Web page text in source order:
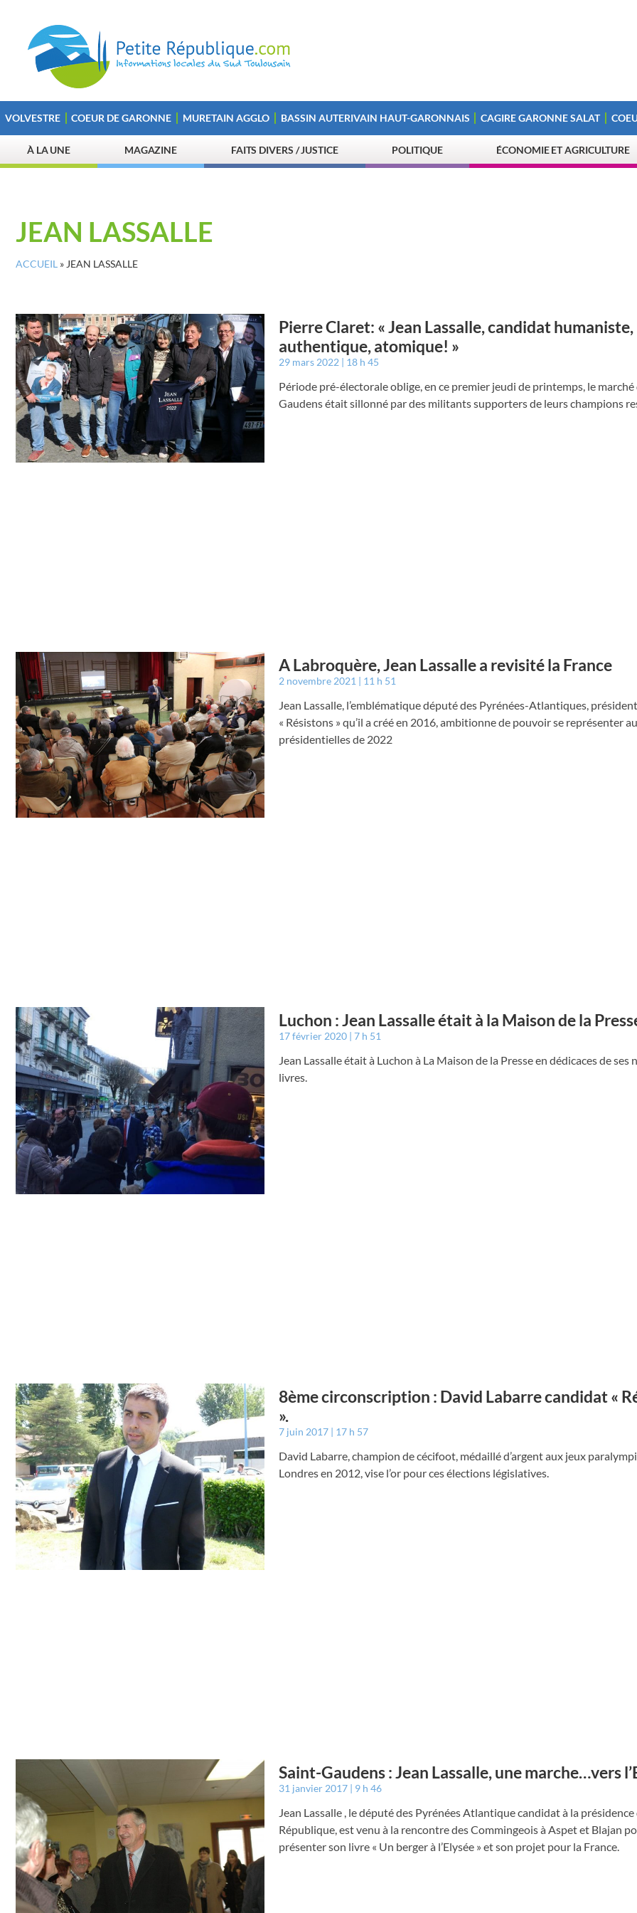
VOLVESTRE COEUR DE GARONNE MURETAIN AGGLO BASSIN AUTERIVAIN HAUT-GARONNAIS CAGIRE GARONNE SALAT
À LA UNE MAGAZINE FAITS DIVERS / JUSTICE POLITIQUE ÉCONOMIE ET AGRICULTURE
JEAN LASSALLE
ACCUEIL » JEAN LASSALLE
Pierre Claret: « Jean Lassalle, candidat humaniste,
authentique, atomique! »
29 mars 2022 18 h 45
Période pré-électorale oblige, en ce premier jeudi de printemps, le marché
Gaudens était sillonné par des militants supporters de leurs champions
A Labroquère, Jean Lassalle a revisité la France
2 novembre 2021 11 h 51
Jean Lassalle, l’emblématique député des Pyrénées-Atlantiques,
« Résistons » qu’il a créé en 2016, ambitionne de pouvoir se représenter
présidentielles de 2022
Luchon : Jean Lassalle était à la Maison de la
17 février 2020 7 h 51
Jean Lassalle était à Luchon à La Maison de la Presse en dédicaces de ses
livres.
8ème circonscription : David Labarre candidat «
».
7 juin 2017 17 h 57
David Labarre, champion de cécifoot, médaillé d’argent aux jeux
Londres en 2012, vise l’or pour ces élections législatives.
Saint-Gaudens : Jean Lassalle, une marche…vers
31 janvier 2017 9 h 46
Jean Lassalle , le député des Pyrénées Atlantique candidat à la présidence
République, est venu à la rencontre des Commingeois à Aspet et Blajan
présenter son livre « Un berger à l’Elysée » et son projet pour la France.